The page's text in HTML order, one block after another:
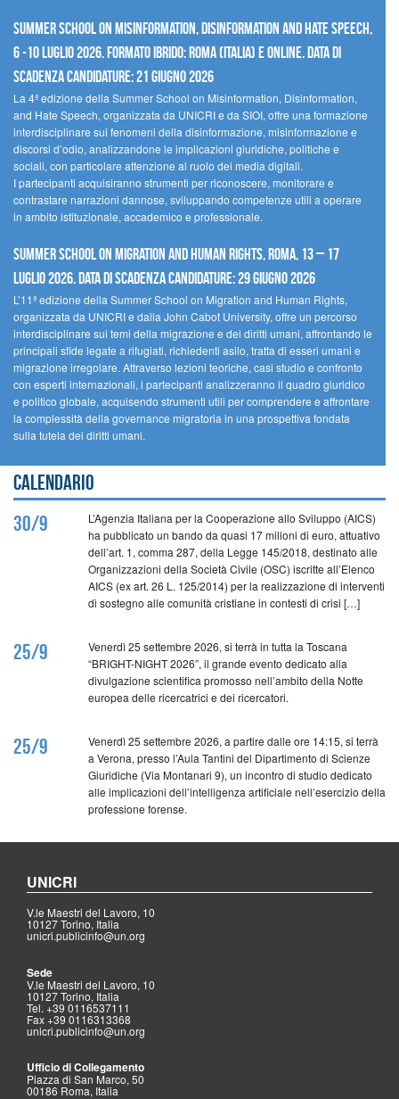
Summer School on Misinformation, Disinformation and Hate Speech,
6 -10 luglio 2026. Formato ibrido: Roma (Italia) e online. Data di
scadenza candidature: 21 giugno 2026
La 4ª edizione della Summer School on Misinformation, Disinformation,
and Hate Speech, organizzata da UNICRI e da SIOI, offre una formazione
interdisciplinare sui fenomeni della disinformazione, misinformazione e
discorsi d’odio, analizzandone le implicazioni giuridiche, politiche e
sociali, con particolare attenzione al ruolo dei media digitali.
I partecipanti acquisiranno strumenti per riconoscere, monitorare e
contrastare narrazioni dannose, sviluppando competenze utili a operare
in ambito istituzionale, accademico e professionale.
Summer School on Migration and Human Rights, Roma, 13 – 17
Luglio 2026. Data di scadenza candidature: 29 Giugno 2026
L’11ª edizione della Summer School on Migration and Human Rights,
organizzata da UNICRI e dalla John Cabot University, offre un percorso
interdisciplinare sui temi della migrazione e dei diritti umani, affrontando le
principali sfide legate a rifugiati, richiedenti asilo, tratta di esseri umani e
migrazione irregolare. Attraverso lezioni teoriche, casi studio e confronto
con esperti internazionali, i partecipanti analizzeranno il quadro giuridico
e politico globale, acquisendo strumenti utili per comprendere e affrontare
la complessità della governance migratoria in una prospettiva fondata
sulla tutela dei diritti umani.
Calendario
30/9
L’Agenzia Italiana per la Cooperazione allo Sviluppo (AICS)
ha pubblicato un bando da quasi 17 milioni di euro, attuativo
dell’art. 1, comma 287, della Legge 145/2018, destinato alle
Organizzazioni della Società Civile (OSC) iscritte all’Elenco
AICS (ex art. 26 L. 125/2014) per la realizzazione di interventi
di sostegno alle comunità cristiane in contesti di crisi […]
25/9
Venerdì 25 settembre 2026, si terrà in tutta la Toscana
“BRIGHT-NIGHT 2026”, il grande evento dedicato alla
divulgazione scientifica promosso nell’ambito della Notte
europea delle ricercatrici e dei ricercatori.
25/9
Venerdì 25 settembre 2026, a partire dalle ore 14:15, si terrà
a Verona, presso l’Aula Tantini del Dipartimento di Scienze
Giuridiche (Via Montanari 9), un incontro di studio dedicato
alle implicazioni dell’intelligenza artificiale nell’esercizio della
professione forense.
UNICRI
V.le Maestri del Lavoro, 10
10127 Torino, Italia
unicri.publicinfo@un.org
Sede
V.le Maestri del Lavoro, 10
10127 Torino, Italia
Tel. +39 0116537111
Fax +39 0116313368
unicri.publicinfo@un.org
Ufficio di Collegamento
Piazza di San Marco, 50
00186 Roma, Italia